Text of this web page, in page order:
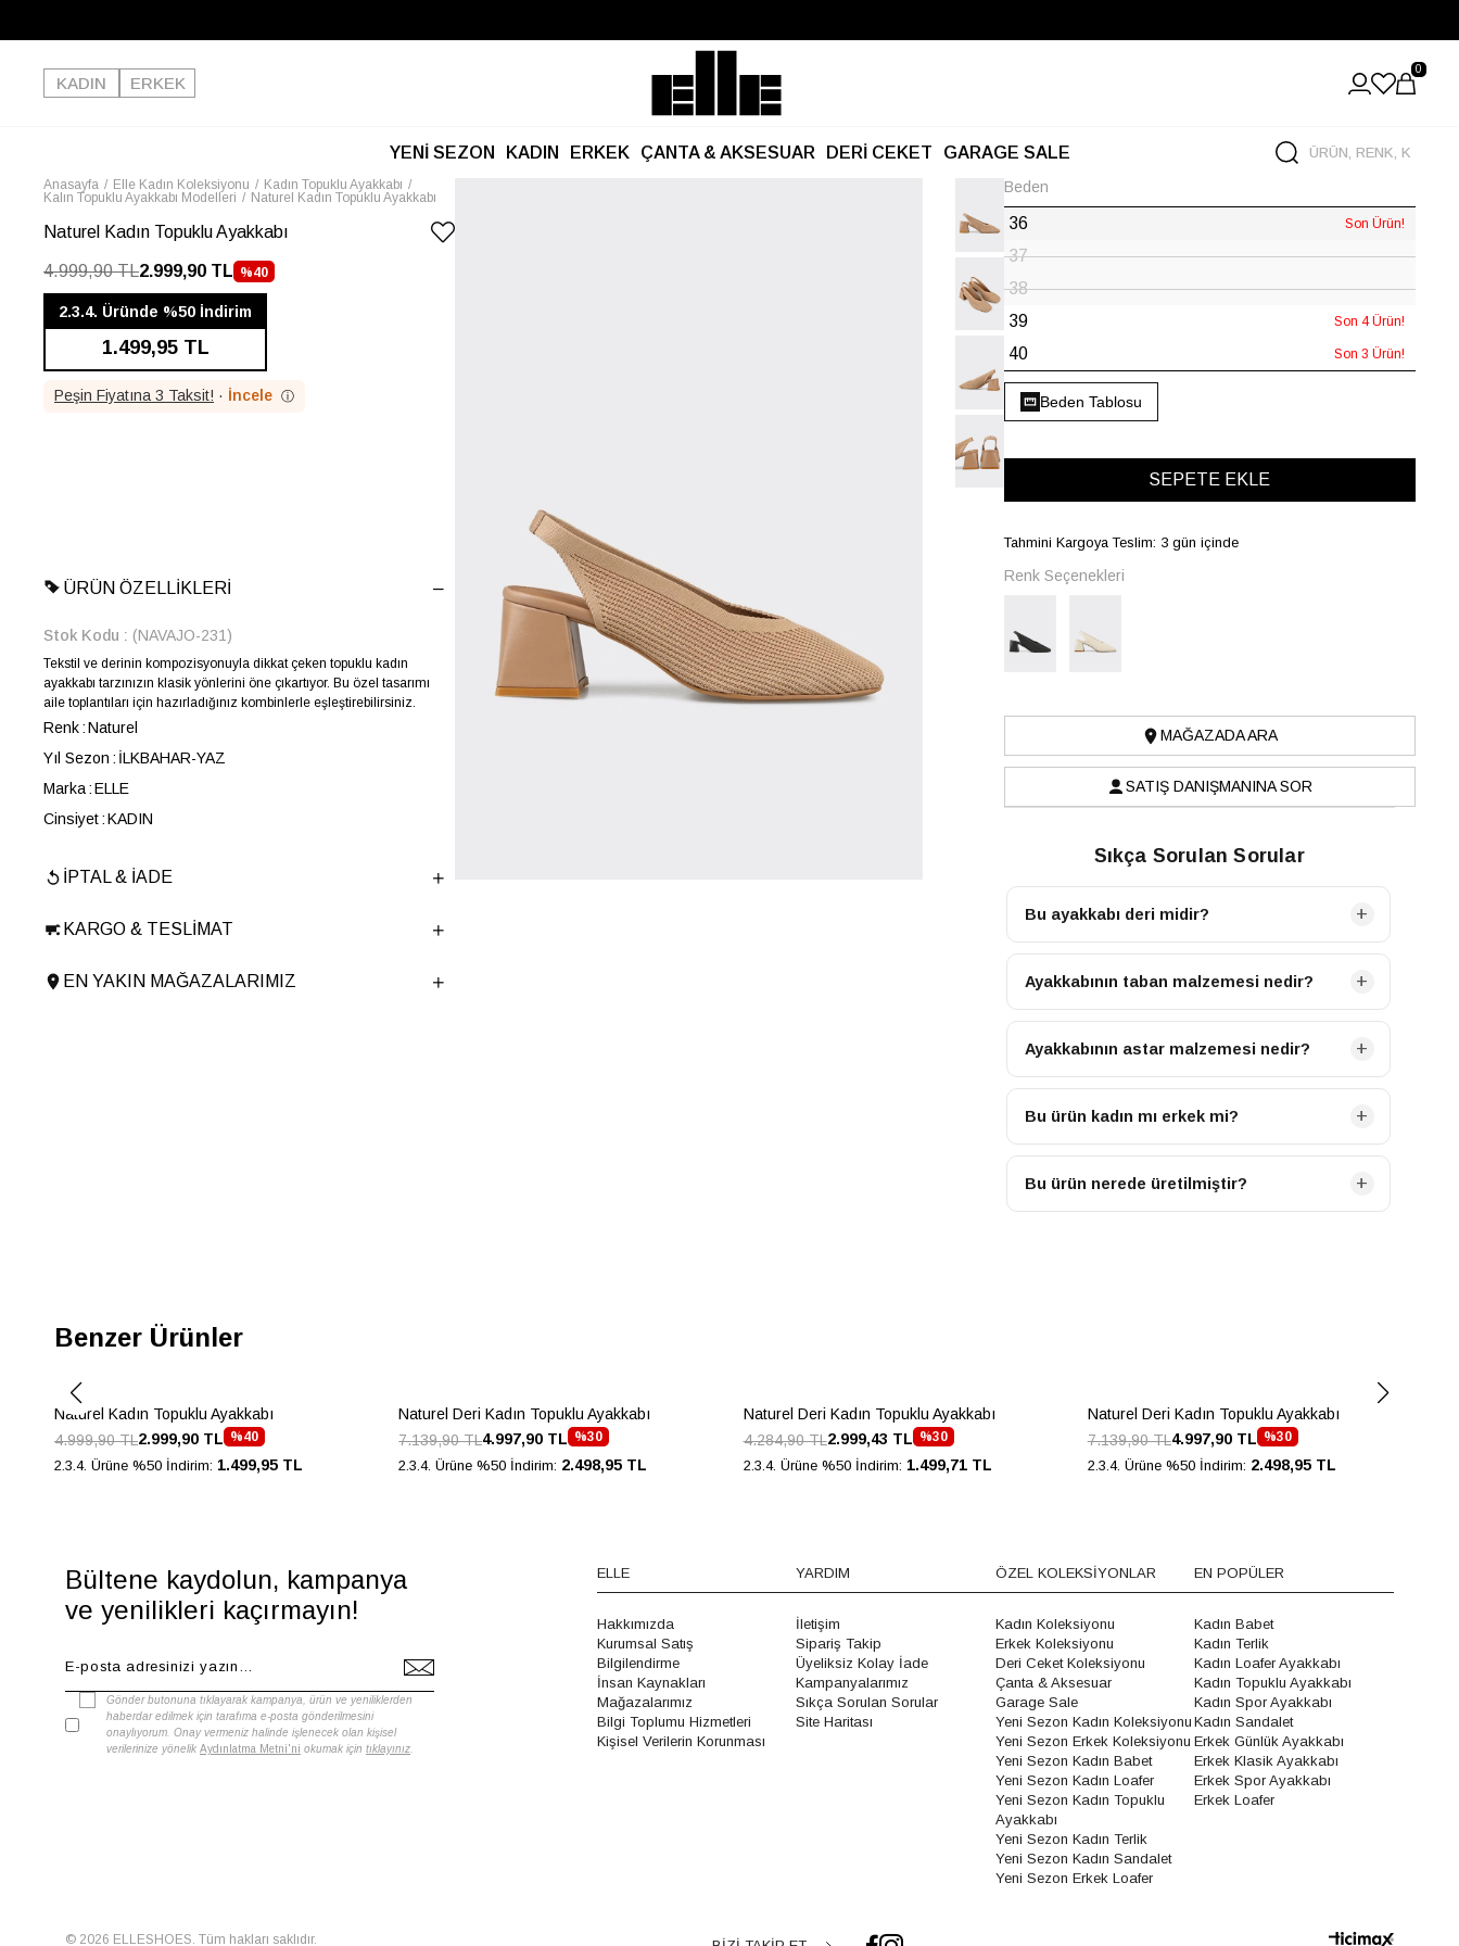
Kargo Ücretsiz!
KADIN
ERKEK
0
YENİ SEZON KADIN ERKEK ÇANTA & AKSESUAR DERİ CEKET GARAGE SALE
Anasayfa Elle Kadın Koleksiyonu
Kadın Topuklu Ayakkabı
Kalın Topuklu Ayakkabı Modelleri
Naturel Kadın Topuklu Ayakkabı
Naturel Kadın Topuklu Ayakkabı
4.999,90 TL2.999,90 TL %40
İNDIRIM
2.3.4. Üründe %50 İndirim
1.499,95 TL
Peşin Fiyatına 3 Taksit! · İncele ⓘ
ÜRÜN ÖZELLIKLERI
Stok Kodu (NAVAJO-231)
Tekstil ve derinin kompozisyonuyla dikkat çeken topuklu kadın
ayakkabı tarzınızın klasik yönlerini öne çıkartıyor. Bu özel tasarımı
aile toplantıları için hazırladığınız kombinlerle eşleştirebilirsiniz.
Renk Naturel
Yıl Sezon
İLKBAHAR-YAZ
Marka ELLE
Cinsiyet KADIN
Astar Malzemesi Tekstil
Taban Malzemesi TPU
Ürün Cinsi
Orta Topuk
İPTAL & İADE
KARGO & TESLIMAT
EN YAKIN MAĞAZALARIMIZ
Beden
36 Son Ürün!
37
38
39
Son 4 Ürün!
40 Son 3 Ürün!
Beden Tablosu
Tahmini Kargoya Teslim: 3 gün içinde
Renk Seçenekleri
MAĞAZADA ARA
SATIŞ DANIŞMANINA SOR
Sıkça Sorulan Sorular
Bu ayakkabı deri midir?
Hayır, bu ayakkabının ana malzemesi Tekstil olup
deri içermemektedir.
Ayakkabının taban malzemesi nedir?
Ayakkabımızın tabanı TPU malzemeden üretilmiştir.
Ayakkabının astar malzemesi nedir?
Ayakkabımızın iç astarı Tekstil malzemeden
üretilmiştir.
Bu ürün kadın mı erkek mi?
Bu ürün KADIN kategorisine ait bir modeldir.
Bu ürün nerede üretilmiştir?
Benzer Ürünler
Naturel Kadın Topuklu Ayakkabı
%40
2.999,90 TL
4.999,90 TL
2.3.4. Ürüne %50 İndirim: 1.499,95 TL
Naturel Deri Kadın Topuklu Ayakkabı
%30
4.997,90 TL
7.139,90 TL
2.3.4. Ürüne %50 İndirim: 2.498,95 TL
Naturel Deri Kadın Topuklu Ayakkabı
%30
2.999,43 TL
4.284,90 TL
2.3.4. Ürüne %50 İndirim: 1.499,71 TL
Naturel Deri Kadın Topuklu Ayakkabı
%30
4.997,90 TL
7.139,90 TL
2.3.4. Ürüne %50 İndirim: 2.498,95 TL
Bültene kaydolun, kampanya
ve yenilikleri kaçırmayın!
Gönder butonuna tıklayarak kampanya, ürün ve yeniliklerden
haberdar edilmek için tarafıma e-posta gönderilmesini
onaylıyorum. Onay vermeniz halinde işlenecek olan kişisel
verilerinize yönelik Aydınlatma Metni'ni okumak için tıklayınız
ELLE
Hakkımızda
Kurumsal Satış
Bilgilendirme
İnsan Kaynakları
Mağazalarımız
Bilgi Toplumu Hizmetleri
Kişisel Verilerin Korunması
YARDIM
İletişim
Sipariş Takip
Üyeliksiz Kolay İade
Kampanyalarımız
Sıkça Sorulan Sorular
Site Haritası
ÖZEL KOLEKSİYONLAR
Kadın Koleksiyonu
Erkek Koleksiyonu
Deri Ceket Koleksiyonu
Çanta & Aksesuar
Garage Sale
Yeni Sezon Kadın Koleksiyonu
Yeni Sezon Erkek Koleksiyonu
Yeni Sezon Kadın Babet
Yeni Sezon Kadın Loafer
Yeni Sezon Kadın Topuklu
Ayakkabı
Yeni Sezon Kadın Terlik
Yeni Sezon Kadın Sandalet
Yeni Sezon Erkek Loafer
EN POPÜLER
Kadın Babet
Kadın Terlik
Kadın Loafer Ayakkabı
Kadın Topuklu Ayakkabı
Kadın Spor Ayakkabı
Kadın Sandalet
Erkek Günlük Ayakkabı
Erkek Klasik Ayakkabı
Erkek Spor Ayakkabı
Erkek Loafer
© 2026 ELLESHOES. Tüm hakları saklıdır.